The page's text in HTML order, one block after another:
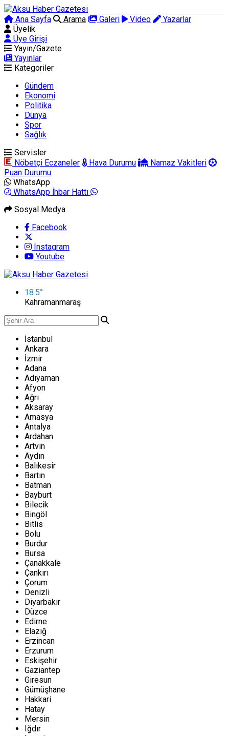
Ana Sayfa Arama Galeri Video
Yazarlar
Üyelik
Üye Girişi
Yayın/Gazete
Yayınlar
Kategoriler
Gündem
Ekonomi
Politika
Dünya
Spor
Sağlık
Servisler
Nöbetçi Eczaneler
Hava Durumu
Namaz Vakitleri
Puan Durumu
WhatsApp
WhatsApp İhbar Hattı
Sosyal Medya
Facebook
Instagram
Youtube
18.5°
Kahramanmaraş
İstanbul
Ankara
İzmir
Adana
Adıyaman
Afyon
Ağrı
Aksaray
Amasya
Antalya
Ardahan
Artvin
Aydın
Balıkesir
Bartın
Batman
Bayburt
Bilecik
Bingöl
Bitlis
Bolu
Burdur
Bursa
Çanakkale
Çankırı
Çorum
Denizli
Diyarbakır
Düzce
Edirne
Elazığ
Erzincan
Erzurum
Eskişehir
Gaziantep
Giresun
Gümüşhane
Hakkari
Hatay
Mersin
Iğdır